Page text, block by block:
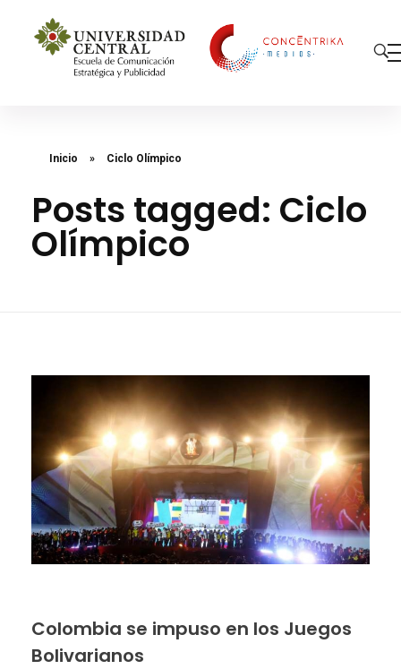
Inicio » Ciclo Olímpico
Posts tagged: Ciclo
Olímpico
Colombia se impuso en los Juegos
Bolivarianos